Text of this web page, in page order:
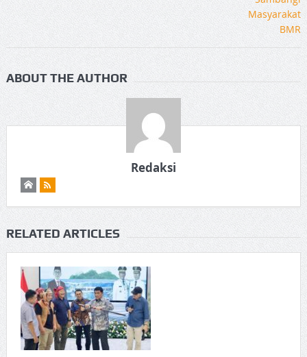
ABOUT THE AUTHOR
Redaksi
RELATED ARTICLES